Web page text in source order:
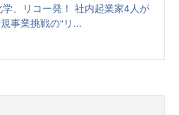
学、リコー発！ 社内起業家4人が
事業挑戦の“リ...